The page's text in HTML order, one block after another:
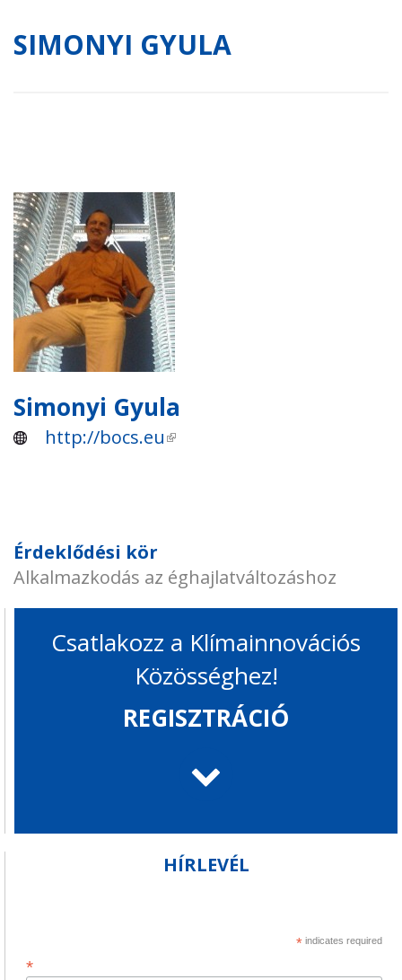
SIMONYI GYULA
Simonyi Gyula
http://bocs.eu(külső hivatkozás)
Érdeklődési kör
Alkalmazkodás az éghajlatváltozáshoz
Csatlakozz a Klímainnovációs
Közösséghez!
REGISZTRÁCIÓ
HÍRLEVÉL
* indicates required
*